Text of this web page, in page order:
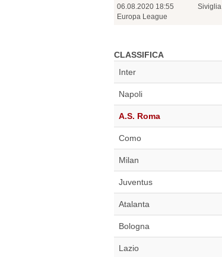
06.08.2020 18:55
Europa League
Siviglia
CLASSIFICA
Inter
Napoli
A.S. Roma
Como
Milan
Juventus
Atalanta
Bologna
Lazio